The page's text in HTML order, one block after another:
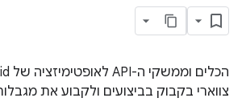
צווארי בקבוק בביצועים ולקבוע את